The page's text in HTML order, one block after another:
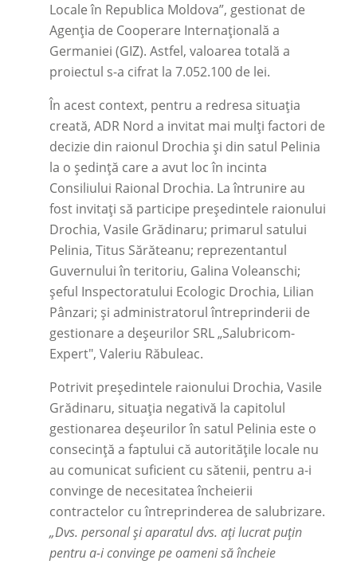
Locale în Republica Moldova”, gestionat de
Agenția de Cooperare Internațională a
Germaniei (GIZ). Astfel, valoarea totală a
proiectul s-a cifrat la 7.052.100 de lei.
În acest context, pentru a redresa situația
creată, ADR Nord a invitat mai mulți factori de
decizie din raionul Drochia și din satul Pelinia
la o ședință care a avut loc în incinta
Consiliului Raional Drochia. La întrunire au
fost invitați să participe președintele raionului
Drochia, Vasile Grădinaru; primarul satului
Pelinia, Titus Sărăteanu; reprezentantul
Guvernului în teritoriu, Galina Voleanschi;
șeful Inspectoratului Ecologic Drochia, Lilian
Pânzari; și administratorul întreprinderii de
gestionare a deșeurilor SRL „Salubricom-
Expert", Valeriu Răbuleac.
Potrivit președintele raionului Drochia, Vasile
Grădinaru, situația negativă la capitolul
gestionarea deșeurilor în satul Pelinia este o
consecință a faptului că autoritățile locale nu
au comunicat suficient cu sătenii, pentru a-i
convinge de necesitatea încheierii
contractelor cu întreprinderea de salubrizare.
„Dvs. personal și aparatul dvs. ați lucrat puțin
pentru a-i convinge pe oameni să încheie